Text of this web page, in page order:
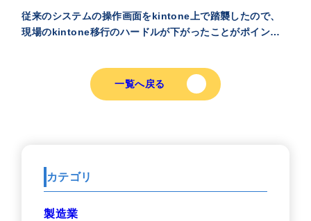
従来のシステムの操作画面をkintone上で踏襲したので、
現場のkintone移行のハードルが下がったことがポイント
一覧へ戻る
カテゴリ
製造業